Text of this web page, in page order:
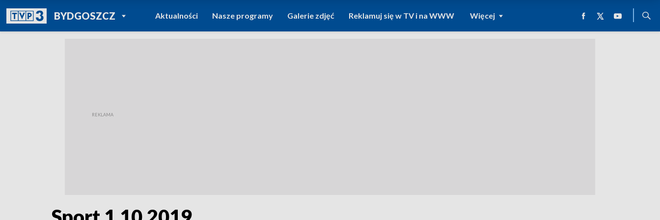
BYDGOSZCZPOWRÓT DO
TVP REGIONY
Aktualności Nasze programy Galerie zdjęć Reklamuj się w TV i na WWW Więcej